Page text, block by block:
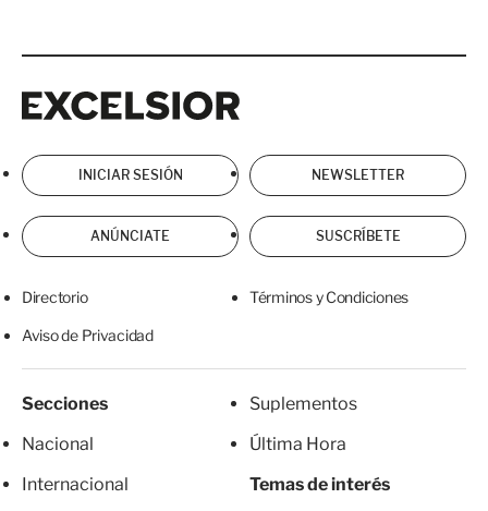
INICIAR SESIÓN NEWSLETTER
ANÚNCIATE SUSCRÍBETE
Directorio Términos y Condiciones
Aviso de Privacidad
Secciones
Nacional
Internacional
Suplementos
Última Hora
Temas de interés